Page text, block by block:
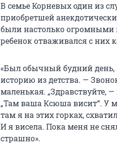
В семье Корневых один из
приобретшей
были настолько огромными
ребенок отваживался с них
«Был обычный будний день,
историю из детства. —
маленькая. „Здравствуйте,
„Там ваша Ксюша висит“. У
там я на этих горках,
И я висела. Пока меня не
страшно».